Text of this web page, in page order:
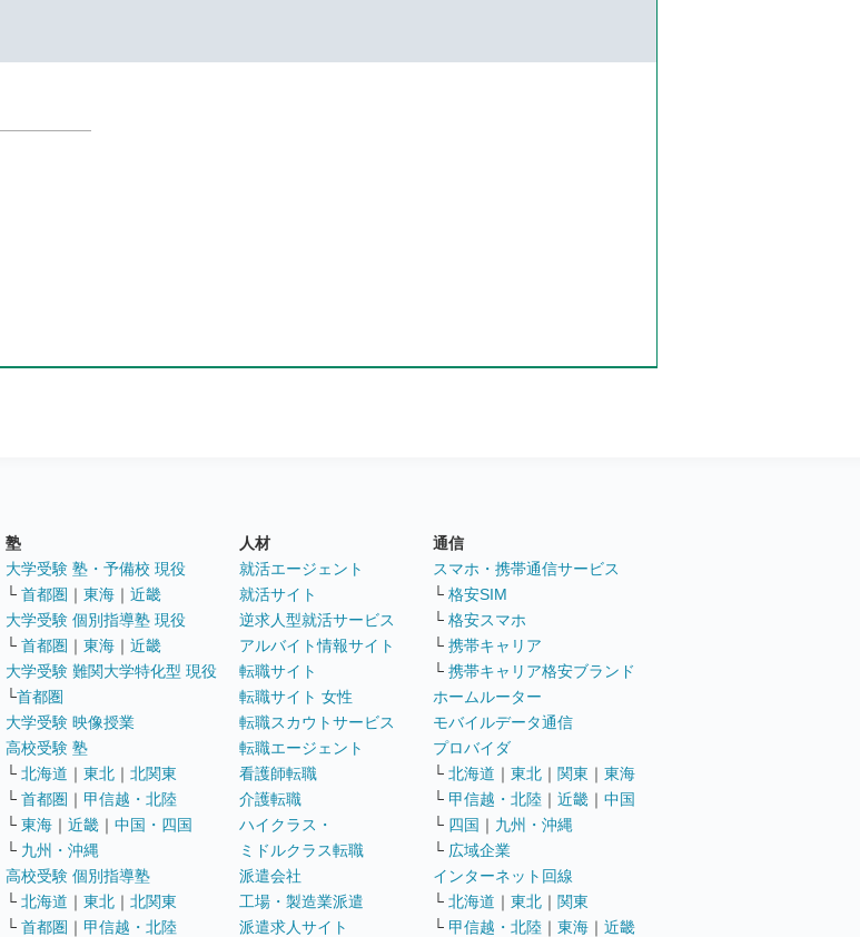
塾
大学受験 塾・予備校 現役
└ 首都圏 ｜ 東海 ｜ 近畿
大学受験 個別指導塾 現役
└ 首都圏 ｜ 東海 ｜ 近畿
大学受験 難関大学特化型 現役
└首都圏
大学受験 映像授業
高校受験 塾
└ 北海道 ｜ 東北 ｜ 北関東
└ 首都圏 ｜ 甲信越・北陸
└ 東海 ｜ 近畿 ｜ 中国・四国
└ 九州・沖縄
高校受験 個別指導塾
└ 北海道 ｜ 東北 ｜ 北関東
└ 首都圏 ｜ 甲信越・北陸
人材
就活エージェント
就活サイト
逆求人型就活サービス
アルバイト情報サイト
転職サイト
転職サイト 女性
転職スカウトサービス
転職エージェント
看護師転職
介護転職
ハイクラス・
ミドルクラス転職
派遣会社
工場・製造業派遣
派遣求人サイト
通信
スマホ・携帯通信サービス
└ 格安SIM
└ 格安スマホ
└ 携帯キャリア
└ 携帯キャリア格安ブランド
ホームルーター
モバイルデータ通信
プロバイダ
└ 北海道 ｜ 東北 ｜ 関東 ｜ 東海
└ 甲信越・北陸 ｜ 近畿 ｜ 中国
└ 四国 ｜ 九州・沖縄
└ 広域企業
インターネット回線
└ 北海道 ｜ 東北 ｜ 関東
└ 甲信越・北陸 ｜ 東海 ｜ 近畿